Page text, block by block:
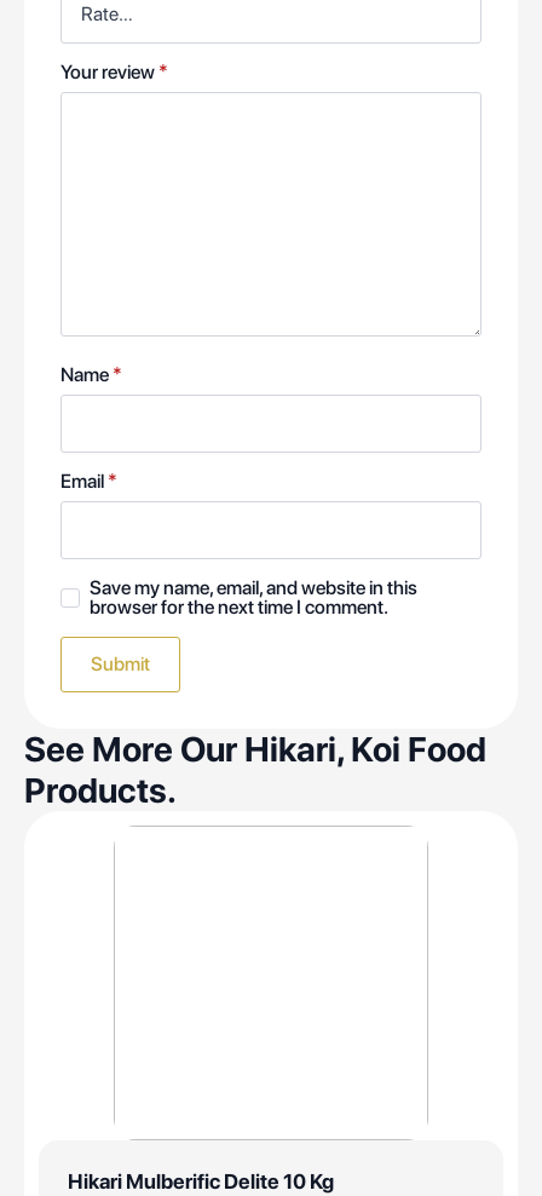
Your review *
Name *
Email *
Save my name, email, and website in this
browser for the next time I comment.
See More Our Hikari, Koi Food
Products.
Hikari Mulberific Delite 10 Kg